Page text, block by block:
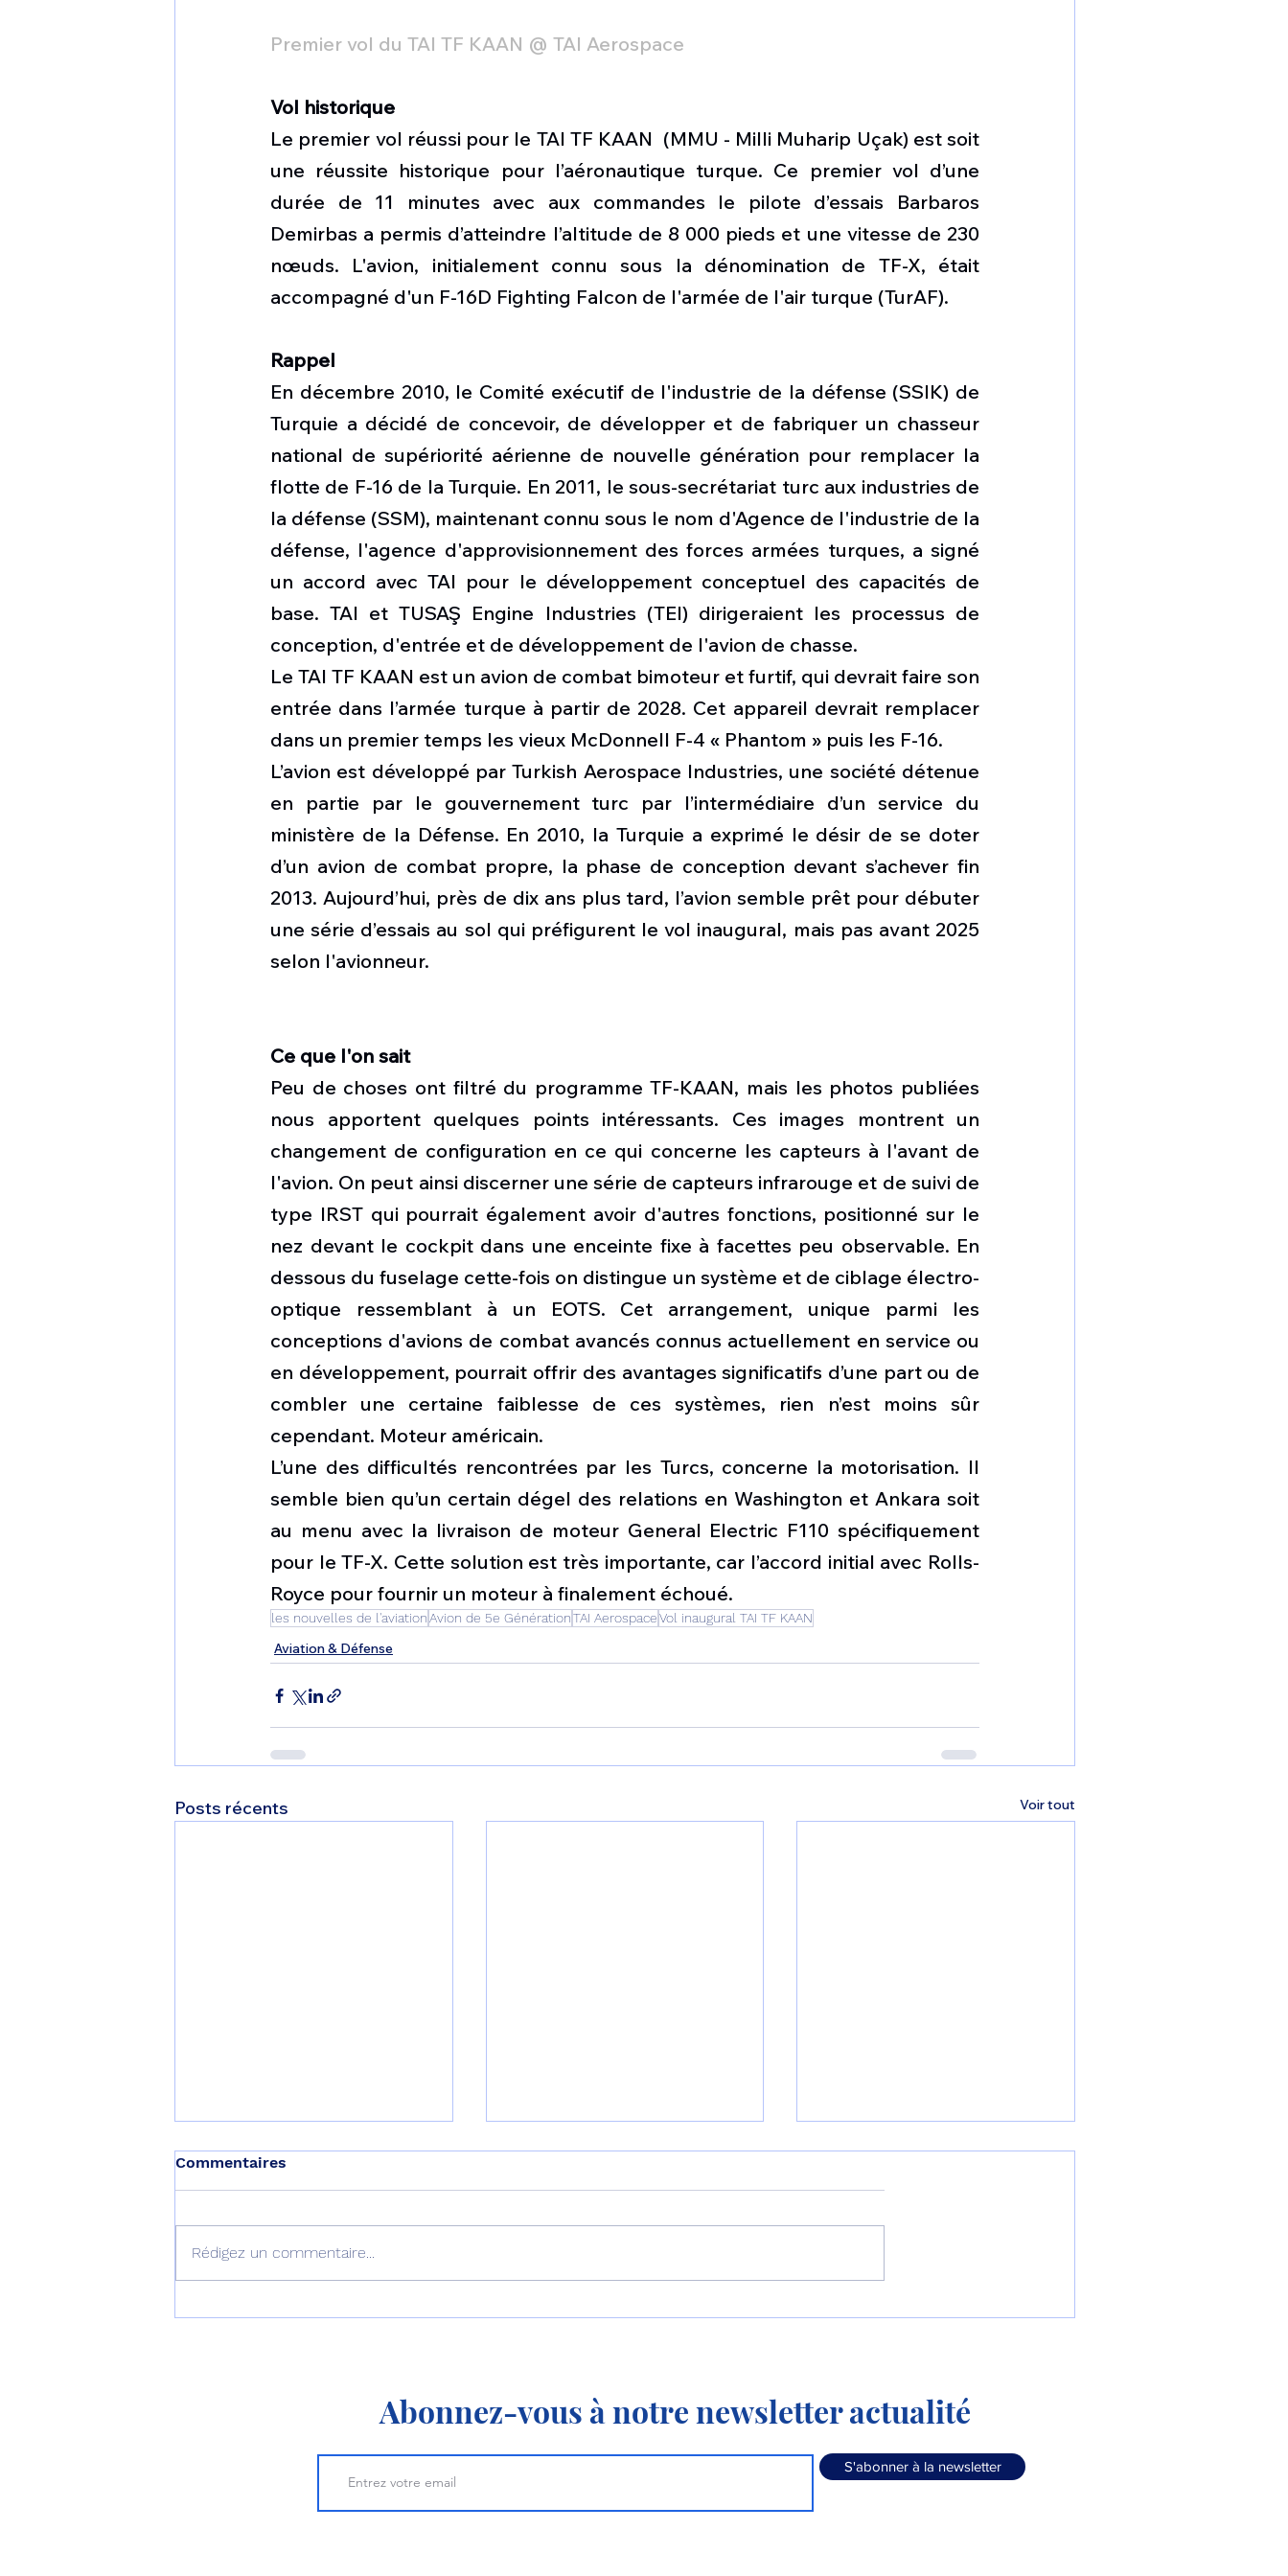
Premier vol du TAI TF KAAN @ TAI Aerospace
Vol historique
Le premier vol réussi pour le TAI TF KAAN  (MMU - Milli Muharip Uçak) est soit
une réussite historique pour l’aéronautique turque. Ce premier vol d’une
durée de 11 minutes avec aux commandes le pilote d’essais Barbaros
Demirbas a permis d’atteindre l’altitude de 8 000 pieds et une vitesse de 230
nœuds. L'avion, initialement connu sous la dénomination de TF-X, était
accompagné d'un F-16D Fighting Falcon de l'armée de l'air turque (TurAF).
Rappel
En décembre 2010, le Comité exécutif de l'industrie de la défense (SSIK) de
Turquie a décidé de concevoir, de développer et de fabriquer un chasseur
national de supériorité aérienne de nouvelle génération pour remplacer la
flotte de F-16 de la Turquie. En 2011, le sous-secrétariat turc aux industries de
la défense (SSM), maintenant connu sous le nom d'Agence de l'industrie de la
défense, l'agence d'approvisionnement des forces armées turques, a signé
un accord avec TAI pour le développement conceptuel des capacités de
base. TAI et TUSAŞ Engine Industries (TEI) dirigeraient les processus de
conception, d'entrée et de développement de l'avion de chasse.
Le TAI TF KAAN est un avion de combat bimoteur et furtif, qui devrait faire son
entrée dans l’armée turque à partir de 2028. Cet appareil devrait remplacer
dans un premier temps les vieux McDonnell F-4 « Phantom » puis les F-16.
L’avion est développé par Turkish Aerospace Industries, une société détenue
en partie par le gouvernement turc par l’intermédiaire d’un service du
ministère de la Défense. En 2010, la Turquie a exprimé le désir de se doter
d’un avion de combat propre, la phase de conception devant s’achever fin
2013. Aujourd’hui, près de dix ans plus tard, l’avion semble prêt pour débuter
une série d’essais au sol qui préfigurent le vol inaugural, mais pas avant 2025
selon l'avionneur.
Ce que l'on sait
Peu de choses ont filtré du programme TF-KAAN, mais les photos publiées
nous apportent quelques points intéressants. Ces images montrent un
changement de configuration en ce qui concerne les capteurs à l'avant de
l'avion. On peut ainsi discerner une série de capteurs infrarouge et de suivi de
type IRST qui pourrait également avoir d'autres fonctions, positionné sur le
nez devant le cockpit dans une enceinte fixe à facettes peu observable. En
dessous du fuselage cette-fois on distingue un système et de ciblage électro-
optique ressemblant à un EOTS. Cet arrangement, unique parmi les
conceptions d'avions de combat avancés connus actuellement en service ou
en développement, pourrait offrir des avantages significatifs d’une part ou de
combler une certaine faiblesse de ces systèmes, rien n’est moins sûr
cependant. Moteur américain.
L’une des difficultés rencontrées par les Turcs, concerne la motorisation. Il
semble bien qu’un certain dégel des relations en Washington et Ankara soit
au menu avec la livraison de moteur General Electric F110 spécifiquement
pour le TF-X. Cette solution est très importante, car l’accord initial avec Rolls-
Royce pour fournir un moteur à finalement échoué.
les nouvelles de l'aviationAvion de 5e GénérationTAI AerospaceVol inaugural TAI TF KAAN
Aviation & Défense
Posts récents Voir tout
Commentaires
Rédigez un commentaire...
Abonnez-vous à notre newsletter actualité
S'abonner à la newsletter